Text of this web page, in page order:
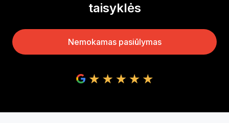
taisyklės
Nemokamas pasiūlymas